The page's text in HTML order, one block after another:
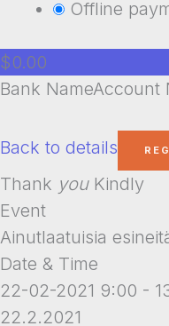
Offline
$0.00
Bank NameAccount
Back to details
Thank youKindly
Event
Ainutlaatuisia
Date & Time
22-02-2021 9:00 -
22.2.2021